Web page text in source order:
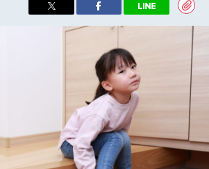
小学2年生
小学4年生
小学6年生
ンガ